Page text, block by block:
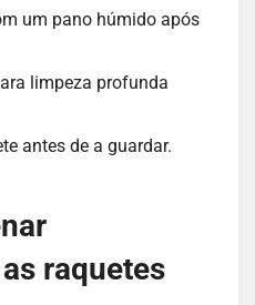
um pano húmido após
limpeza profunda
antes de a guardar.
raquetes